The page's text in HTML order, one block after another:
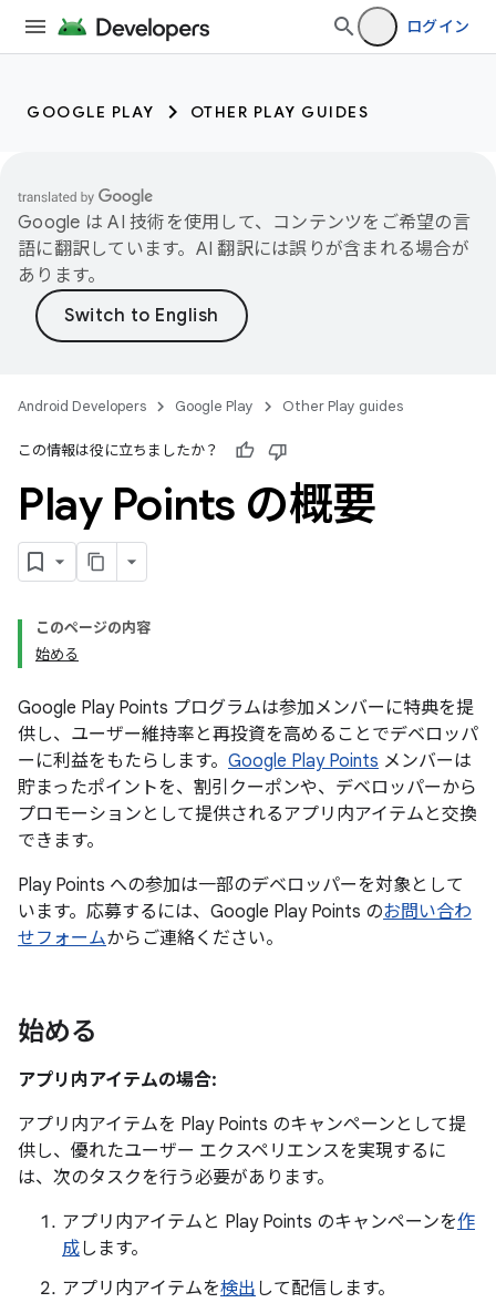
ログイン
GOOGLE PLAY OTHER PLAY GUIDES
Google は AI 技術を使用して、コンテンツをご希望の言
語に翻訳しています。AI 翻訳には誤りが含まれる場合が
あります。
Android Developers Google Play Other Play guides
この情報は役に立ちましたか？
Play Points の概要
このページの内容
始める
Google Play Points プログラムは参加メンバーに特典を提
供し、ユーザー維持率と再投資を高めることでデベロッパ
ーに利益をもたらします。 Google Play Points メンバーは
貯まったポイントを、割引クーポンや、デベロッパーから
プロモーションとして提供されるアプリ内アイテムと交換
できます。
Play Points への参加は一部のデベロッパーを対象として
います。応募するには、Google Play Points のお問い合わ
せフォームからご連絡ください。
始める
アプリ内アイテムの場合:
アプリ内アイテムを Play Points のキャンペーンとして提
供し、優れたユーザー エクスペリエンスを実現するに
は、次のタスクを行う必要があります。
アプリ内アイテムと Play Points のキャンペーンを作
成します。
アプリ内アイテムを検出 して配信します。